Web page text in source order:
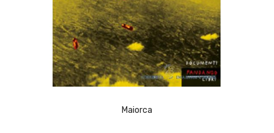
Maiorca
ACQUISTA